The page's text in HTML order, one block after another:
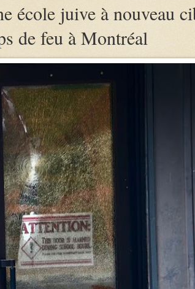
école juive à nouveau
de feu à Montréal